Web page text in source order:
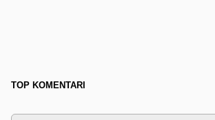
TOP KOMENTARI